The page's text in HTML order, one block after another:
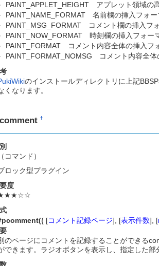
PAINT_APPLET_HEIGHT アプレット領域の
PAINT_NAME_FORMAT 名前欄の挿入フォー
PAINT_MSG_FORMAT コメント欄の挿入フ
PAINT_NOW_FORMAT 時刻欄の挿入フォー
PAINT_FORMAT コメント内容全体の挿入フ
PAINT_FORMAT_NOMSG コメント内容全体
のインストールディレクトリに上記
くなります。
†
コマンド）
ロック型プラグイン
度
{ [コメント記録ページ], [表示件数], [
のページにコメントを記録することができる
できます。ラジオボタンを表示し、指定した部